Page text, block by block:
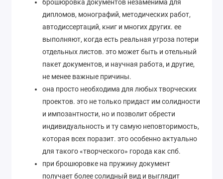
брошюровка документов незаменима для
дипломов, монографий, методических работ,
автодиссертаций, книг и многих других. ее
выполняют, когда есть реальная угроза потери
отдельных листов. это может быть и отельный
пакет документов, и научная работа, и другие,
не менее важные причины.
она просто необходима для любых творческих
проектов. это не только придаст им солидности
и импозантности, но и позволит обрести
индивидуальность и ту самую неповторимость,
которая всех поразит. это особенно актуально
для такого «творческого» города как спб.
при брошюровке на пружину документ
получает более солидный вид и выглядит